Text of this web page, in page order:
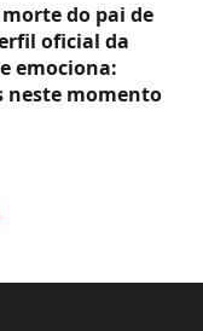
do pai de
oficial da
emociona:
neste momento